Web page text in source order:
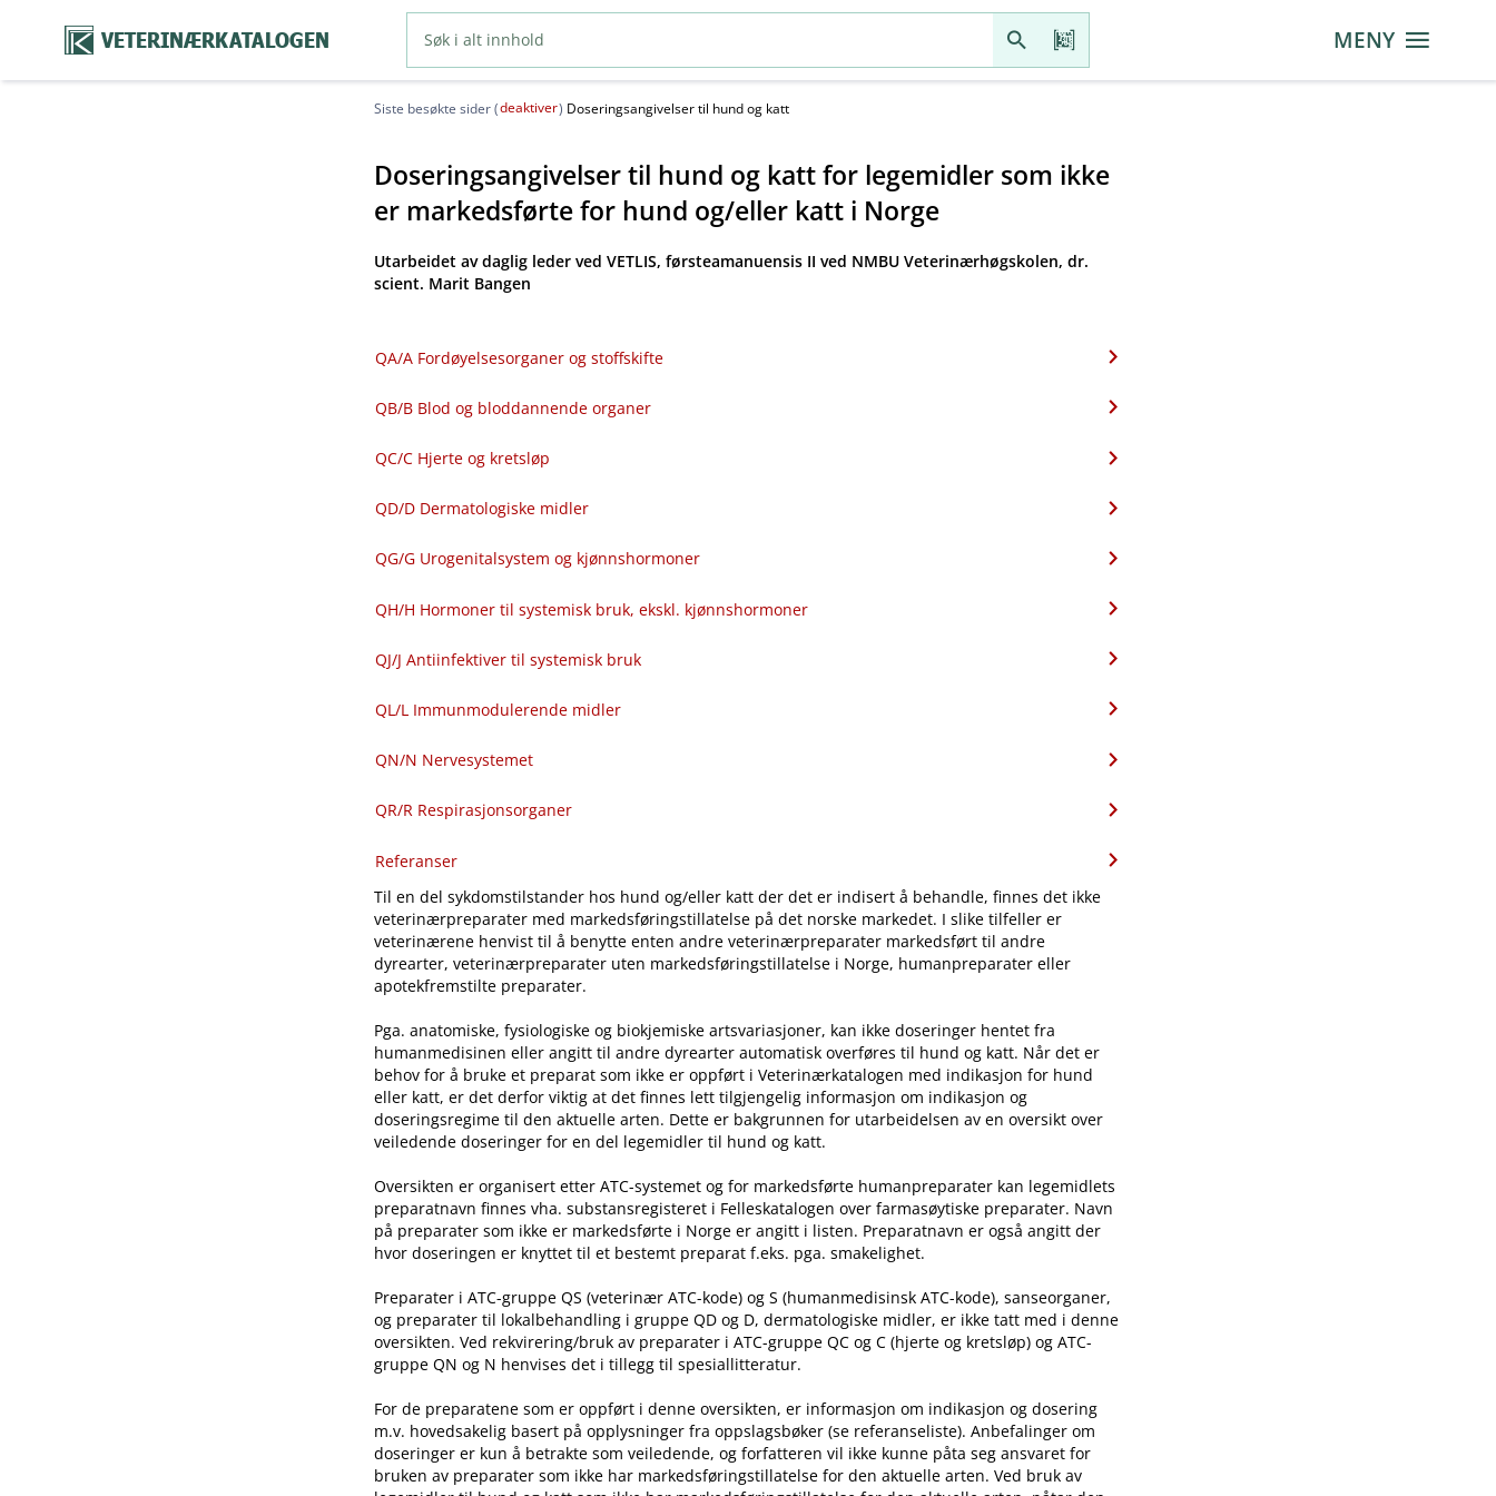
VETERINÆRKATALOGEN MENY
Siste besøkte sider (deaktiver) Doseringsangivelser til hund og katt
Doseringsangivelser til hund og katt for legemidler som ikke
er markedsførte for hund og​/​eller katt i Norge
Utarbeidet av daglig leder ved VETLIS, førsteamanuensis II ved NMBU Veterinærhøgskolen, dr.
scient. Marit Bangen
QA​/​A Fordøyelsesorganer og stoffskifte
QB​/​B Blod og bloddannende organer
QC​/​C Hjerte og kretsløp
QD​/​D Dermatologiske midler
QG​/​G Urogenitalsystem og kjønnshormoner
QH​/​H Hormoner til systemisk bruk, ekskl. kjønnshormoner
QJ​/​J Antiinfektiver til systemisk bruk
QL​/​L Immunmodulerende midler
QN​/​N Nervesystemet
QR​/​R Respirasjonsorganer
Referanser
Til en del sykdomstilstander hos hund og​/​eller katt der det er indisert å behandle, finnes det ikke
veterinærpreparater med markedsføringstillatelse på det norske markedet. I slike tilfeller er
veterinærene henvist til å benytte enten andre veterinærpreparater markedsført til andre
dyrearter, veterinærpreparater uten markedsføringstillatelse i Norge, humanpreparater eller
apotekfremstilte preparater.
Pga. anatomiske, fysiologiske og biokjemiske artsvariasjoner, kan ikke doseringer hentet fra
humanmedisinen eller angitt til andre dyrearter automatisk overføres til hund og katt. Når det er
behov for å bruke et preparat som ikke er oppført i Veterinærkatalogen med indikasjon for hund
eller katt, er det derfor viktig at det finnes lett tilgjengelig informasjon om indikasjon og
doseringsregime til den aktuelle arten. Dette er bakgrunnen for utarbeidelsen av en oversikt over
veiledende doseringer for en del legemidler til hund og katt.
Oversikten er organisert etter ATC-systemet og for markedsførte humanpreparater kan legemidlets
preparatnavn finnes vha. substansregisteret i Felleskatalogen over farmasøytiske preparater. Navn
på preparater som ikke er markedsførte i Norge er angitt i listen. Preparatnavn er også angitt der
hvor doseringen er knyttet til et bestemt preparat f.eks. pga. smakelighet.
Preparater i ATC-gruppe QS (veterinær ATC-kode) og S (humanmedisinsk ATC-kode), sanseorganer,
og preparater til lokalbehandling i gruppe QD og D, dermatologiske midler, er ikke tatt med i denne
oversikten. Ved rekvirering​/​bruk av preparater i ATC-gruppe QC og C (hjerte og kretsløp) og ATC-
gruppe QN og N henvises det i tillegg til spesiallitteratur.
For de preparatene som er oppført i denne oversikten, er informasjon om indikasjon og dosering
m.v. hovedsakelig basert på opplysninger fra oppslagsbøker (se referanseliste). Anbefalinger om
doseringer er kun å betrakte som veiledende, og forfatteren vil ikke kunne påta seg ansvaret for
bruken av preparater som ikke har markedsføringstillatelse for den aktuelle arten. Ved bruk av